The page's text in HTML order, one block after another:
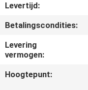
VERZOEK
OM
EEN
CITAAT
Levertijd:
Betalingscondities:
Levering
vermogen:
Hoogtepunt: